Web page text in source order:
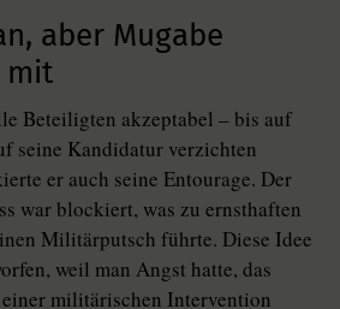
aber Mugabe
mit
Beteiligten akzeptabel – bis auf
seine Kandidatur verzichten
er auch seine Entourage. Der
war blockiert, was zu ernsthaften
Militärputsch führte. Diese Idee
weil man Angst hatte, das
militärischen Intervention